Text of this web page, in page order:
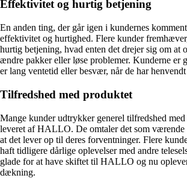
Effektivitet og hurtig betjening
En anden ting, der går igen i kundernes
effektivitet og hurtighed. Flere kunder
hurtig betjening, hvad enten det drejer sig om at
ændre pakker eller løse problemer. Kunderne er
er lang ventetid eller besvær, når de har
Tilfredshed med produktet
Mange kunder udtrykker generel tilfredshed
leveret af HALLO. De omtaler det som
at det lever op til deres forventninger. Flere
haft tidligere dårlige oplevelser med andre
glade for at have skiftet til HALLO og nu
dækning.